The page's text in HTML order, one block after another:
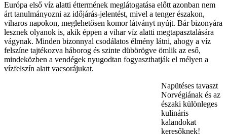
Európa első víz alatti éttermének meglátogatása előtt azonban nem
árt tanulmányozni az időjárás-jelentést, mivel a tenger északon,
viharos napokon, meglehetősen komor látványt nyújt. Bár bizonyára
lesznek olyanok is, akik éppen a vihar víz alatti megtapasztalására
vágynak. Minden bizonnyal csodálatos élmény látni, ahogy a víz
felszíne tajtékozva háborog és szinte dübörögve ömlik az eső,
mindeközben a vendégek nyugodtan fogyaszthatják el mélyen a
vízfelszín alatt vacsorájukat.
Napütéses tavaszt
Norvégiának és az
északi különleges
kulináris
kalandokat
keresőknek!